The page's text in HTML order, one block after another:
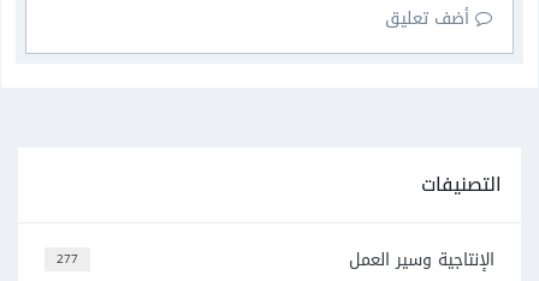
أضف تعليق
التصنيفات
277 الإنتاجية وسير العمل